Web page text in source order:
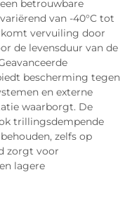
betrouwbare
van -40°C tot
vervuiling door
de levensduur van de
bescherming tegen
en externe
waarborgt. De
trillingsdempende
zelfs op
zorgt voor
lagere